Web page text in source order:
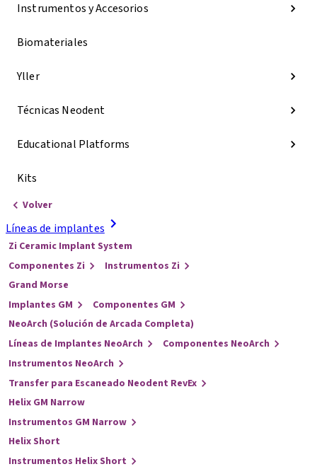
Instrumentos y Accesorios
Biomateriales
Yller
Técnicas Neodent
Educational Platforms
Kits
Volver
Líneas de implantes
Zi Ceramic Implant System
Componentes Zi
Instrumentos Zi
Grand Morse
Implantes GM
Componentes GM
NeoArch (Solución de Arcada Completa)
Líneas de Implantes NeoArch
Componentes NeoArch
Instrumentos NeoArch
Transfer para Escaneado Neodent RevEx
Helix GM Narrow
Instrumentos GM Narrow
Helix Short
Instrumentos Helix Short